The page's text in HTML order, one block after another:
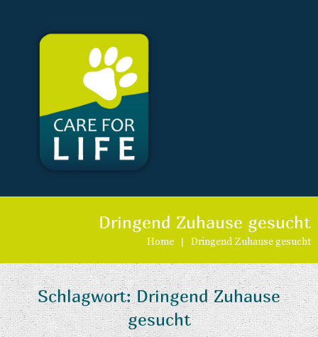
Dringend Zuhause gesucht
Home | Dringend Zuhause gesucht
Schlagwort:Dringend Zuhause
gesucht